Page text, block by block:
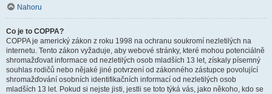
Nahoru
Co je to COPPA?
COPPA je americký zákon z roku 1998 na ochranu soukromí nezletilých na
internetu. Tento zákon vyžaduje, aby webové stránky, které mohou potenciálně
shromažďovat informace od nezletilých osob mladších 13 let, získaly písemný
souhlas rodičů nebo nějaké jiné potvrzení od zákonného zástupce povolující
shromažďování osobních identifikačních informací od nezletilých osob
mladších 13 let. Pokud si nejste jisti, jestli se toto týká vás, jako někoho, kdo se